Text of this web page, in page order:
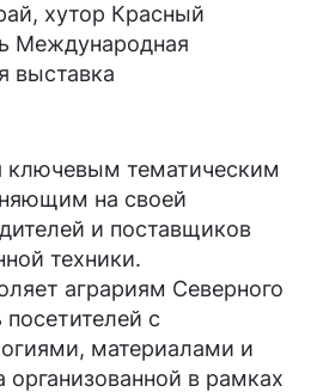
хутор Красный
Международная
выставка
ключевым тематическим
на своей
и поставщиков
техники.
аграриям Северного
с
материалами и
в рамках